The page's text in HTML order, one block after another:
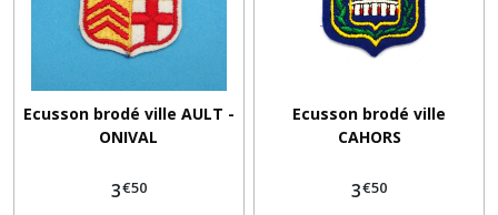
Ecusson brodé ville AULT -
ONIVAL
3€50
Ecusson brodé ville
CAHORS
3€50